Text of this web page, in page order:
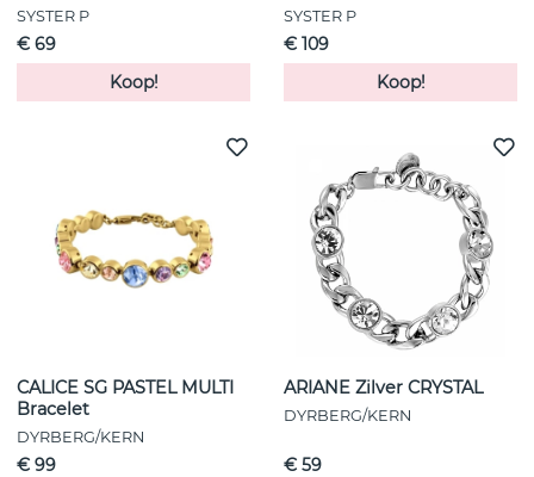
SYSTER P
€ 69
Koop!
SYSTER P
€ 109
Koop!
CALICE SG PASTEL MULTI
Bracelet
DYRBERG/KERN
€ 99
ARIANE Zilver CRYSTAL
DYRBERG/KERN
€ 59